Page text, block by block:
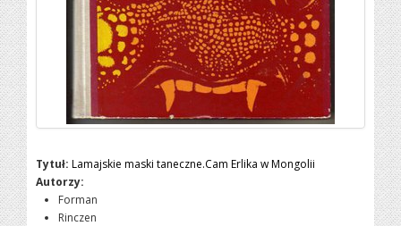
Tytuł: Lamajskie maski taneczne.Cam Erlika w Mongolii
Autorzy:
Forman
Rinczen